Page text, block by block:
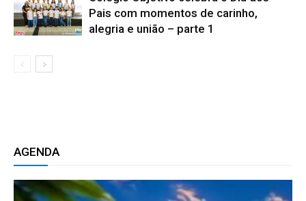
Pais com momentos de carinho,
alegria e união – parte 1
AGENDA